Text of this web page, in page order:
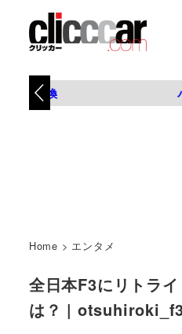
タイヤ交換
Home > エンタメ
全日本F3にリトラ
は？ |